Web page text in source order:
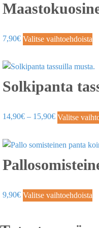
7,90€ Valitse vaihtoehdoista
Solkipanta
14,90€ – 15,90€ Valitse
9,90€ Valitse vaihtoehdoista